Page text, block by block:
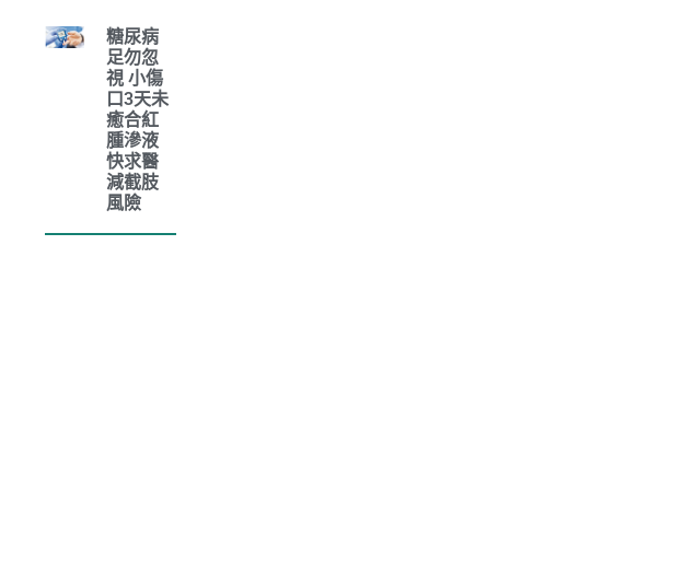
糖尿病
足勿忽
視 小傷
口3天未
癒合紅
腫滲液
快求醫
減截肢
風險